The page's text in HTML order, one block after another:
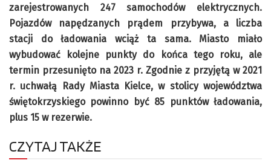
zarejestrowanych 247 samochodów elektrycznych.
Pojazdów napędzanych prądem przybywa, a liczba
stacji do ładowania wciąż ta sama. Miasto miało
wybudować kolejne punkty do końca tego roku, ale
termin przesunięto na 2023 r. Zgodnie z przyjętą w 2021
r. uchwałą Rady Miasta Kielce, w stolicy województwa
świętokrzyskiego powinno być 85 punktów ładowania,
plus 15 w rezerwie.
CZYTAJ TAKŻE